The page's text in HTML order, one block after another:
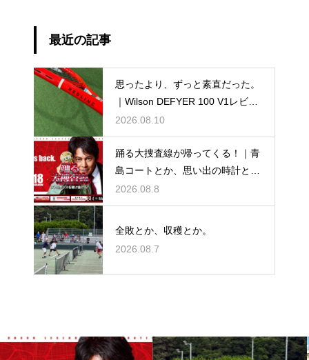
最近の記事
思ったより、ずっと素直だった。
｜Wilson DEFYER 100 V1レビュ
ー
2026.08.10
踊る大捜査線が帰ってくる！｜青
島コートとか、思い出の時計と
か。
2026.08.8
全敗とか、収穫とか。
2026.08.7